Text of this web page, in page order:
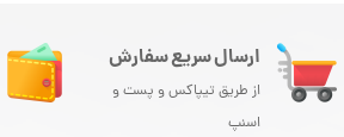
ارسال سریع سفارش
از طریق تیپاکس و پست و
اسنپ